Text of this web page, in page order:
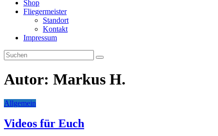
Shop
Fliegermeister
Standort
Kontakt
Impressum
Autor: Markus H.
Allgemein
Videos für Euch